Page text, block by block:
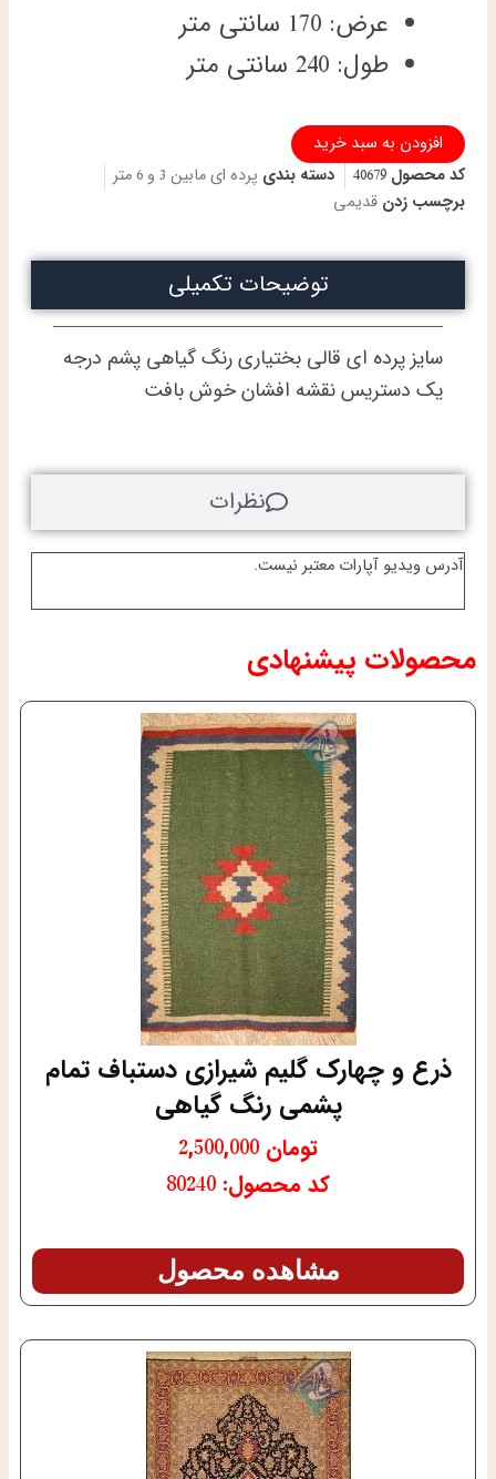
عرض: 170 سانتی متر
طول: 240 سانتی متر
پرده
ای
دستباف
چهار
طرح
رنگ
روشن
عدد
افزودن به سبد خرید
کد محصول 40679 دسته بندی پرده ای مابین 3 و 6 متر
برچسب زدن قدیمی
آدرس ویدیو آپارات معتبر نیست.
توضیحات تکمیلی
نظرات
سایز پرده ای قالی بختیاری رنگ گیاهی پشم درجه
یک دستریس نقشه افشان خوش بافت
محصولات پیشنهادی
ذرع و چهارک گلیم شیرازی دستباف تمام
پشمی رنگ گیاهی
تومان
کد محصول: 80240
مشاهده محصول